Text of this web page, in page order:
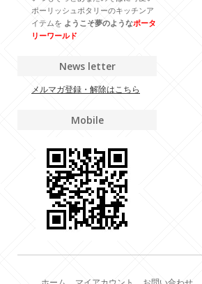
ポーリッシュポタリーのキッチンア
イテムを ようこそ夢のようなポータ
リーワールド
News letter
メルマガ登録・解除はこちら
Mobile